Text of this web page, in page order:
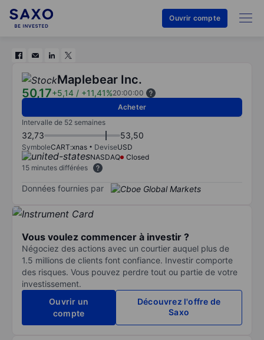
Ouvrir compte
Maplebear Inc.
50,17+5,14 / +11,41%20:00:00
Acheter
Intervalle de 52 semaines
32,73 53,50
SymboleCART:xnas DeviseUSD
NASDAQ
Closed
15 minutes différées
Données fournies par
Vous voulez commencer à investir ?
Négociez des actions avec un courtier auquel plus de
1.5 millions de clients font confiance. Investir comporte
des risques. Vous pouvez perdre tout ou partie de votre
investissement.
Ouvrir un
compte
Découvrez l'offre de
Saxo